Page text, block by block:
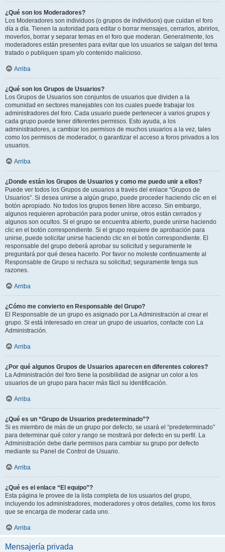
¿Qué son los Moderadores?
Los Moderadores son individuos (o grupos de individuos) que cuidan el foro
día a día. Tienen la autoridad para editar o borrar mensajes, cerrarlos, abrirlos,
moverlos, borrar y separar temas en el foro que moderan. Generalmente, los
moderadores están presentes para evitar que los usuarios se salgan del tema
tratado o publiquen spam y/o contenido malicioso.
Arriba
¿Qué son los Grupos de Usuarios?
Los Grupos de Usuarios son conjuntos de usuarios que dividen a la
comunidad en sectores manejables con los cuales puede trabajar los
administradores del foro. Cada usuario puede pertenecer a varios grupos y
cada grupo puede tener diferentes permisos. Esto ayuda, a los
administradores, a cambiar los permisos de muchos usuarios a la vez, tales
como los permisos de moderador, o garantizar el acceso a foros privados a los
usuarios.
Arriba
¿Donde están los Grupos de Usuarios y como me puedo unir a ellos?
Puede ver todos los Grupos de usuarios a través del enlace “Grupos de
Usuarios”. Si desea unirse a algún grupo, puede proceder haciendo clic en el
botón apropiado. No todos los grupos tienen libre acceso. Sin embargo,
algunos requieren aprobación para poder unirse, otros están cerrados y
algunos son ocultos. Si el grupo se encuentra abierto, puede unirse haciendo
clic en el botón correspondiente. Si el grupo requiere de aprobación para
unirse, puede solicitar unirse haciendo clic en el botón correspondiente. El
responsable del grupo deberá aprobar su solicitud y seguramente le
preguntará por qué desea hacerlo. Por favor no moleste continuamente al
Responsable de Grupo si rechaza su solicitud; seguramente tenga sus
razones.
Arriba
¿Cómo me convierto en Responsable del Grupo?
El Responsable de un grupo es asignado por La Administración al crear el
grupo. Si está interesado en crear un grupo de usuarios, contacte con La
Administración.
Arriba
¿Por qué algunos Grupos de Usuarios aparecen en diferentes colores?
La Administración del foro tiene la posibilidad de asignar un color a los
usuarios de un grupo para hacer más fácil su identificación.
Arriba
¿Qué es un “Grupo de Usuarios predeterminado”?
Si es miembro de más de un grupo por defecto, se usará el “predeterminado”
para determinar qué color y rango se mostrará por defecto en su perfil. La
Administración debe darle permisos para cambiar su grupo por defecto
mediante su Panel de Control de Usuario.
Arriba
¿Qué es el enlace “El equipo”?
Esta página le provee de la lista completa de los usuarios del grupo,
incluyendo los administradores, moderadores y otros detalles, como los foros
que se encarga de moderar cada uno.
Arriba
Mensajería privada